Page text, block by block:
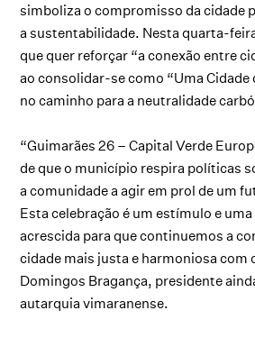
simboliza o compromisso da cidade
a sustentabilidade. Nesta quarta-
que quer reforçar “a conexão entre
ao consolidar-se como “Uma Cidade
no caminho para a neutralidade
“Guimarães 26 – Capital Verde
de que o município respira políticas
a comunidade a agir em prol de um
Esta celebração é um estímulo e
acrescida para que continuemos a
cidade mais justa e harmoniosa com
Domingos Bragança, presidente
autarquia vimaranense.